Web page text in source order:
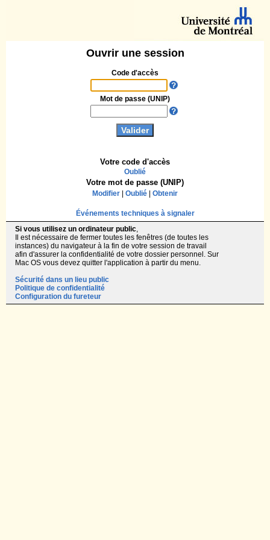
Ouvrir une session
Code d'accès
Votre code d'accès
Oublié
Mot de passe (UNIP)
Votre mot de passe (UNIP)
Modifier Oublié Obtenir
Événements techniques à signaler
Si vous utilisez un ordinateur public,
Il est nécessaire de fermer toutes les fenêtres (de toutes les
instances) du navigateur à la fin de votre session de travail
afin d'assurer la confidentialité de votre dossier personnel. Sur
Mac OS vous devez quitter l'application à partir du menu.
Sécurité dans un lieu public
Politique de confidentialité
Configuration du fureteur